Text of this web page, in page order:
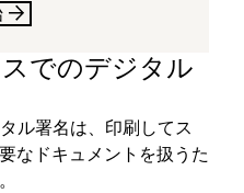
でのデジタル
ル署名は、印刷してス
なドキュメントを扱うた